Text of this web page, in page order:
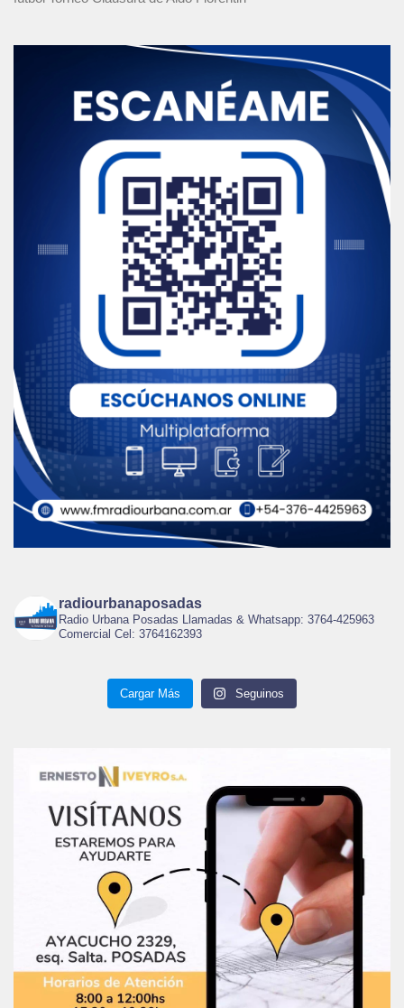
radiourbanaposadas
Radio Urbana Posadas Llamadas & Whatsapp: 3764-425963
Comercial Cel: 3764162393
Cargar Más Seguinos